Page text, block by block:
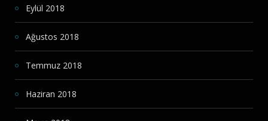
Eylül 2018
Ağustos 2018
Temmuz 2018
Haziran 2018